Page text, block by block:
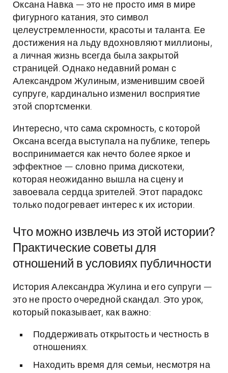
Оксана Навка — это не просто имя в мире
фигурного катания, это символ
целеустремленности, красоты и таланта. Ее
достижения на льду вдохновляют миллионы,
а личная жизнь всегда была закрытой
страницей. Однако недавний роман с
Александром Жулиным, изменившим своей
супруге, кардинально изменил восприятие
этой спортсменки.
Интересно, что сама скромность, с которой
Оксана всегда выступала на публике, теперь
воспринимается как нечто более яркое и
эффектное — словно прима дискотеки,
которая неожиданно вышла на сцену и
завоевала сердца зрителей. Этот парадокс
только подогревает интерес к их истории.
Что можно извлечь из этой истории?
Практические советы для
отношений в условиях публичности
История Александра Жулина и его супруги —
это не просто очередной скандал. Это урок,
который показывает, как важно:
Поддерживать открытость и честность в
отношениях.
Находить время для семьи, несмотря на